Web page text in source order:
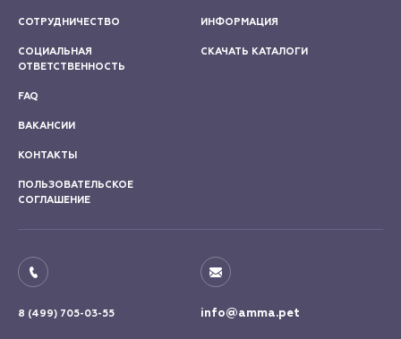
СОТРУДНИЧЕСТВО
СОЦИАЛЬНАЯ
ОТВЕТСТВЕННОСТЬ
ИНФОРМАЦИЯ
СКАЧАТЬ КАТАЛОГИ
FAQ
ВАКАНСИИ
КОНТАКТЫ
ПОЛЬЗОВАТЕЛЬСКОЕ
СОГЛАШЕНИЕ
8 (499) 705-03-55 info@amma.pet